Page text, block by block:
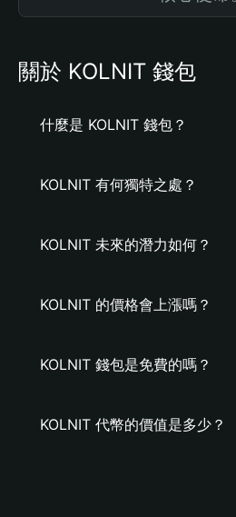
關於 KOLNIT 錢包
什麼是 KOLNIT 錢包？
KOLNIT 有何獨特之處？
KOLNIT 未來的潛力如何？
KOLNIT 的價格會上漲嗎？
KOLNIT 錢包是免費的嗎？
KOLNIT 代幣的價值是多少？